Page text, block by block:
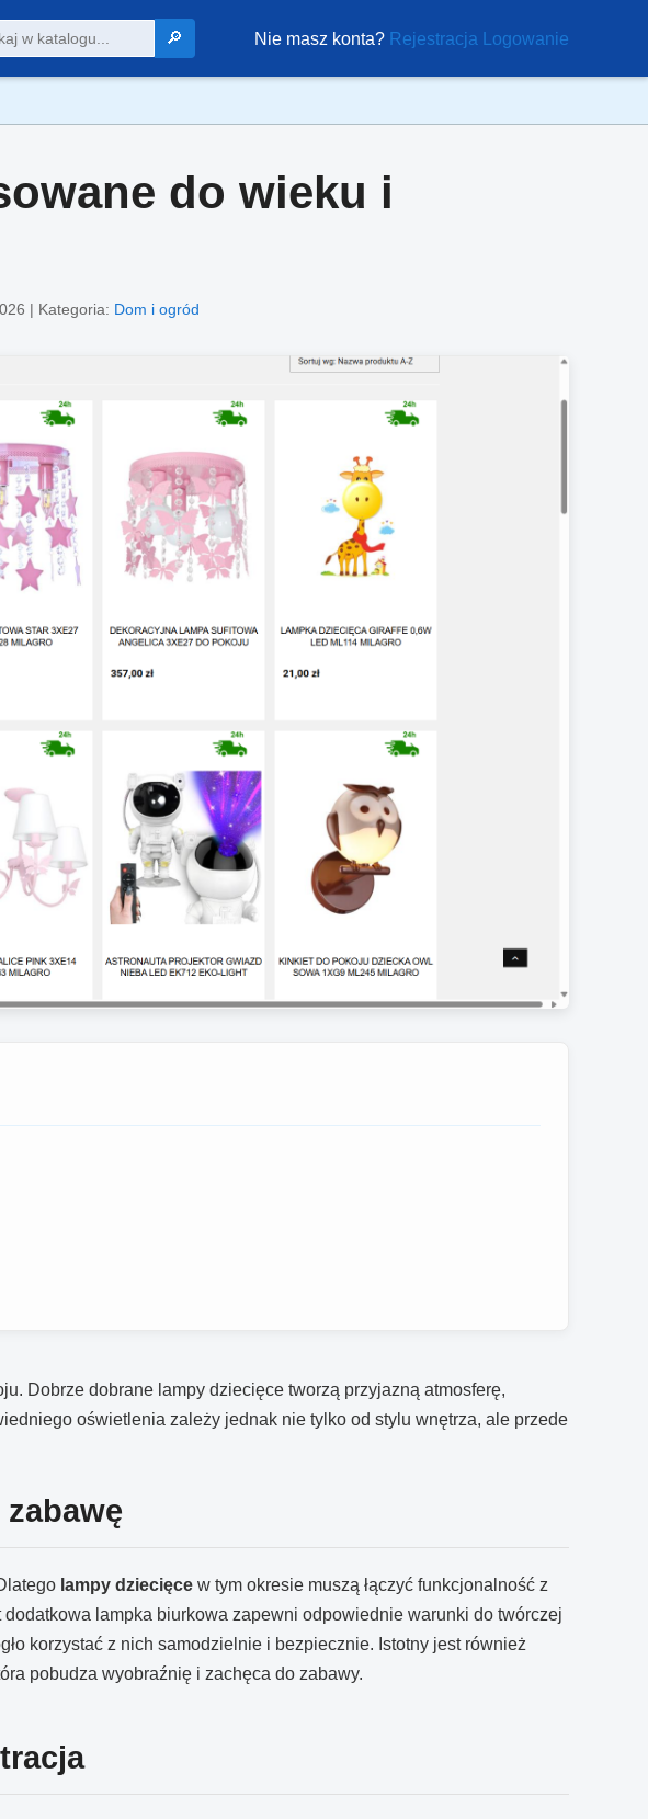
🔎 Nie masz konta? Rejestracja Logowanie
do wieku i
| Kategoria: Dom i ogród
Dobrze dobrane lampy dziecięce tworzą przyjazną atmosferę,
oświetlenia zależy jednak nie tylko od stylu wnętrza, ale przede
lampy dziecięce w tym okresie muszą łączyć funkcjonalność z
lampka biurkowa zapewni odpowiednie warunki do twórczej
korzystać z nich samodzielnie i bezpiecznie. Istotny jest również
pobudza wyobraźnię i zachęca do zabawy.